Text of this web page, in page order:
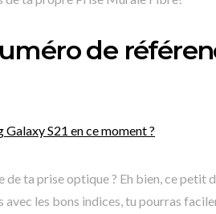
de
S21 en ce moment ?
de ta prise optique ? Eh bien, ce petit
avec les bons indices, tu pourras